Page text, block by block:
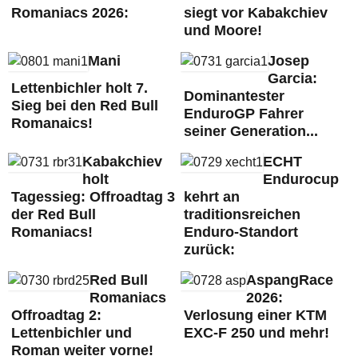
Romaniacs 2026:
siegt vor Kabakchiev
und Moore!
Mani
Lettenbichler holt 7.
Sieg bei den Red Bull
Romanaics!
Josep
Garcia:
Dominantester
EnduroGP Fahrer
seiner Generation...
Kabakchiev
holt
Tagessieg: Offroadtag 3
der Red Bull
Romaniacs!
ECHT
Endurocup
kehrt an
traditionsreichen
Enduro-Standort
zurück:
Red Bull
Romaniacs
Offroadtag 2:
Lettenbichler und
Roman weiter vorne!
AspangRace
2026:
Verlosung einer KTM
EXC-F 250 und mehr!